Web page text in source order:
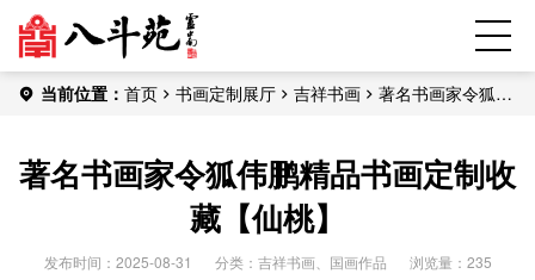
当前位置： 首页 书画定制展厅 吉祥书画
著名书画家令狐伟
著名书画家令狐伟鹏精品书画定制收
藏【仙桃】
发布时间：2025-08-31 分类： 吉祥书画、 国画作品 浏览量：235